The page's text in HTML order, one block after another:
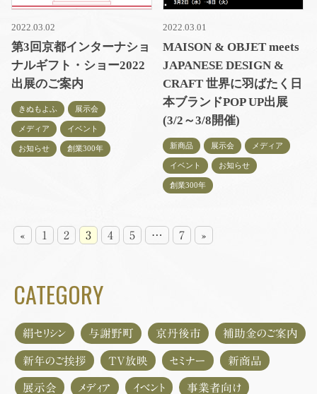
2022.03.02
第3回京都インターナショ
ナルギフト・ショー2022
出展のご案内
きぬもよふ 展示会
メディア イベント
お知らせ 創業300年
2022.03.01
MAISON & OBJET meets
JAPANESE DESIGN &
CRAFT 世界に羽ばたく日
本ブランドPOP UP出展
(3/2～3/8開催)
新商品 展示会 メディア
イベント お知らせ
創業300年
« 1 2 3 4 5 … 7 »
CATEGORY
絹セリシン 与謝野町 京丹後市 補助金のご案内
新年のご挨拶 TV放映 セミナー 新商品
展示会 メディア イベント 事業者向け